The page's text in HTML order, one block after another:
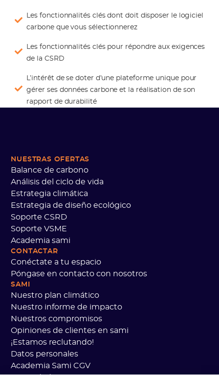
Les fonctionnalités clés dont doit disposer le logiciel
carbone que vous sélectionnerez
Les fonctionnalités clés pour répondre aux exigences
de la CSRD
L’intérêt de se doter d’une plateforme unique pour
gérer ses données carbone et la réalisation de son
rapport de durabilité
NUESTRAS OFERTAS
Balance de carbono
Análisis del ciclo de vida
Estrategia climática
Estrategia de diseño ecológico
Soporte CSRD
Soporte VSME
Academia sami
CONTACTAR
Conéctate a tu espacio
Póngase en contacto con nosotros
SAMI
Nuestro plan climático
Nuestro informe de impacto
Nuestros compromisos
Opiniones de clientes en sami
¡Estamos reclutando!
Datos personales
Academia Sami CGV